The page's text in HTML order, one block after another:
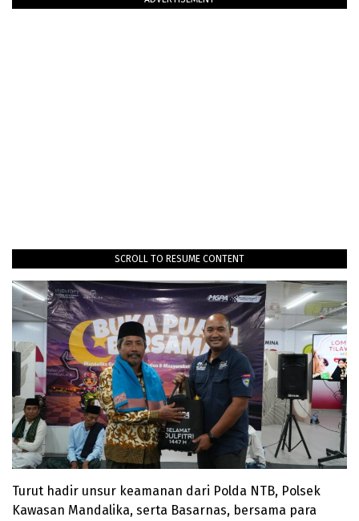
SCROLL TO RESUME CONTENT
Turut hadir unsur keamanan dari Polda NTB, Polsek
Kawasan Mandalika, serta Basarnas, bersama para